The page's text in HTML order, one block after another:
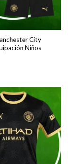
City
Niños